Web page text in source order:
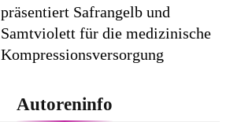
präsentiert Safrangelb und
Samtviolett für die medizinische
Kompressionsversorgung
PEPE JEANS LONDON AW26
Autoreninfo